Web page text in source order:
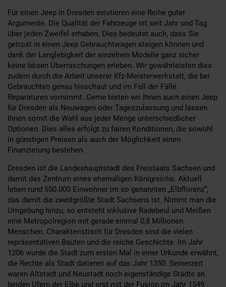
Für einen Jeep in Dresden existieren eine Reihe guter
Argumente. Die Qualität der Fahrzeuge ist seit Jahr und Tag
über jeden Zweifel erhaben. Dies bedeutet auch, dass Sie
getrost in einen Jeep Gebrauchtwagen steigen können und
dank der Langlebigkeit der einzelnen Modelle ganz sicher
keine bösen Überraschungen erleben. Wir gewährleisten dies
zudem durch die Arbeit unserer Kfz-Meisterwerkstatt, die bei
Gebrauchten genau hinschaut und im Fall der Fälle
Reparaturen vornimmt. Gerne bieten wir Ihnen auch einen Jeep
für Dresden als Neuwagen oder Tageszulassung und lassen
Ihnen somit die Wahl aus jeder Menge unterschiedlicher
Optionen. Dies alles erfolgt zu fairen Konditionen, die sowohl
in günstigen Preisen als auch der Möglichkeit einen
Finanzierung bestehen.
Dresden ist die Landeshauptstadt des Freistaats Sachsen und
damit das Zentrum eines ehemaligen Königreichs. Aktuell
leben rund 550.000 Einwohner im so genannten „Elbflorenz“,
das damit die zweitgrößte Stadt Sachsens ist. Nimmt man die
Umgebung hinzu, so entsteht inklusive Radebeul und Meißen
eine Metropolregion mit gerade einmal 0,8 Millionen
Menschen. Charakteristisch für Dresden sind die vielen
repräsentativen Bauten und die reiche Geschichte. Im Jahr
1206 wurde die Stadt zum ersten Mal in einer Urkunde erwähnt,
die Rechte als Stadt datieren auf das Jahr 1350. Seinerzeit
waren Altstadt und Neustadt noch eigenständige Städte an
beiden Ufern der Elbe und erst mit der Fusion im Jahr 1549